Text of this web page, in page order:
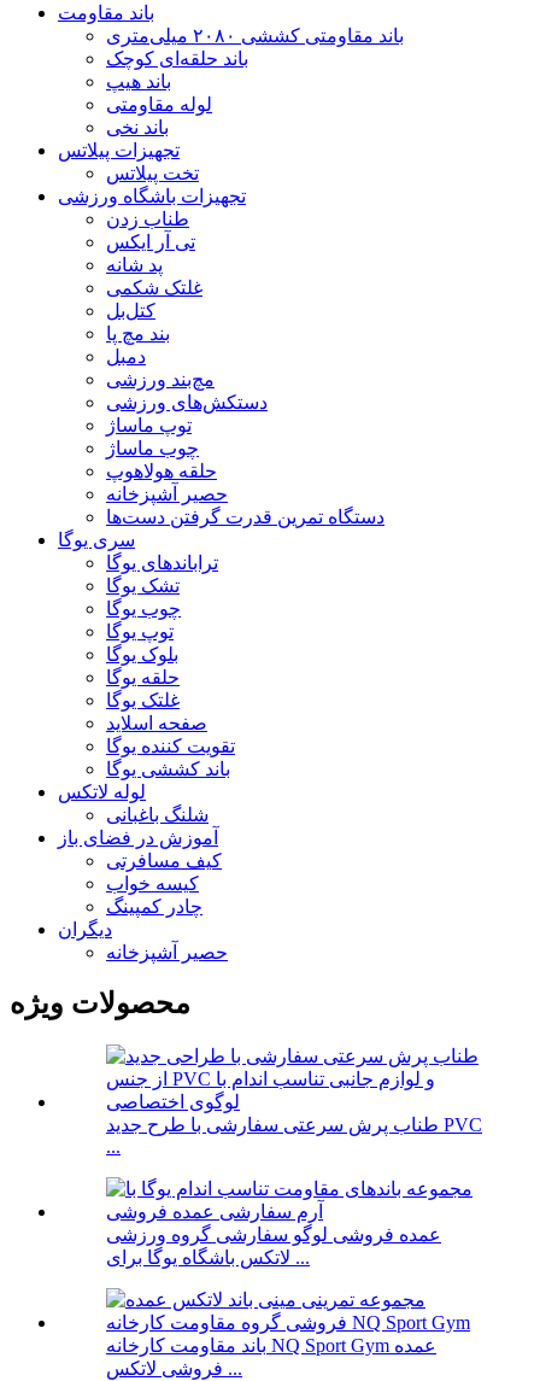
باند مقاومت
باند مقاومتی کششی ۲۰۸۰ میلی‌متری
باند حلقه‌ای کوچک
باند هیپ
لوله مقاومتی
باند نخی
تجهیزات پیلاتس
تخت پیلاتس
تجهیزات باشگاه ورزشی
طناب زدن
تی آر ایکس
پد شانه
غلتک شکمی
کتل‌بل
بند مچ پا
دمبل
مچ‌بند ورزشی
دستکش‌های ورزشی
توپ ماساژ
چوب ماساژ
حلقه هولاهوپ
حصیر آشپزخانه
دستگاه تمرین قدرت گرفتن دست‌ها
سری یوگا
تراباندهای یوگا
تشک یوگا
چوب یوگا
توپ یوگا
بلوک یوگا
حلقه یوگا
غلتک یوگا
صفحه اسلاید
تقویت کننده یوگا
باند کششی یوگا
لوله لاتکس
شلنگ باغبانی
آموزش در فضای باز
کیف مسافرتی
کیسه خواب
چادر کمپینگ
دیگران
حصیر آشپزخانه
محصولات ویژه
طناب پرش سرعتی سفارشی با طرح جدید PVC
...
عمده فروشی لوگو سفارشی گروه ورزشی
لاتکس باشگاه یوگا برای ...
باند مقاومت کارخانه NQ Sport Gym عمده
فروشی لاتکس ...